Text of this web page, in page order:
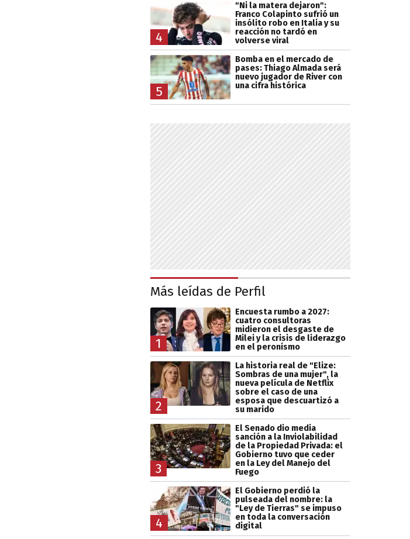
4
"Ni la matera dejaron":
Franco Colapinto sufrió un
insólito robo en Italia y su
reacción no tardó en
volverse viral
5
Bomba en el mercado de
pases: Thiago Almada será
nuevo jugador de River con
una cifra histórica
Más leídas de Perfil
1
Encuesta rumbo a 2027:
cuatro consultoras
midieron el desgaste de
Milei y la crisis de liderazgo
en el peronismo
2
La historia real de "Elize:
Sombras de una mujer", la
nueva película de Netflix
sobre el caso de una
esposa que descuartizó a
su marido
3
El Senado dio media
sanción a la Inviolabilidad
de la Propiedad Privada: el
Gobierno tuvo que ceder
en la Ley del Manejo del
Fuego
4
El Gobierno perdió la
pulseada del nombre: la
"Ley de Tierras" se impuso
en toda la conversación
digital